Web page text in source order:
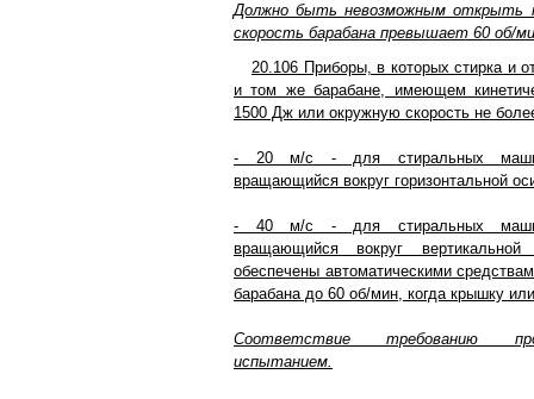
Должно быть невозможным открыть
скорость барабана превышает 60 об/
20.106 Приборы, в которых стирка и
и том же барабане, имеющем
1500 Дж или окружную скорость не
- 20 м/с - для стиральных
вращающийся вокруг горизонтальной
- 40 м/с - для стиральных
вращающийся вокруг
обеспечены автоматическими
барабана до 60 об/мин, когда крышку
Соответствие требованию
испытанием.